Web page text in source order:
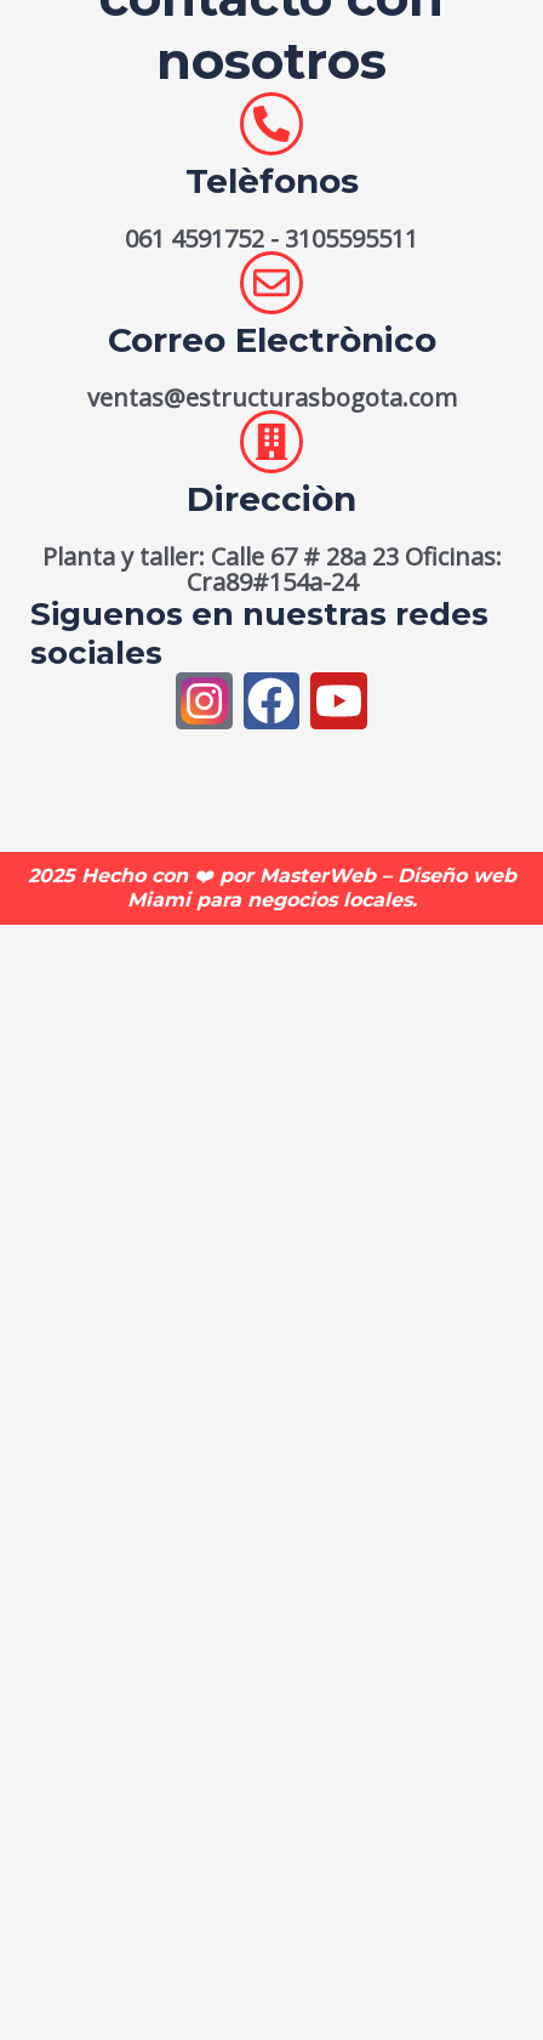
nosotros
Telèfonos
061 4591752 - 3105595511
Correo Electrònico
ventas@estructurasbogota.com
Direcciòn
Planta y taller: Calle 67 # 28a 23 Oficinas:
Cra89#154a-24
Siguenos en nuestras redes
sociales
F
a
e
b
o
Y
o
t
u
b
2025 Hecho con ❤️ por MasterWeb – Diseño web
Miami para negocios locales.